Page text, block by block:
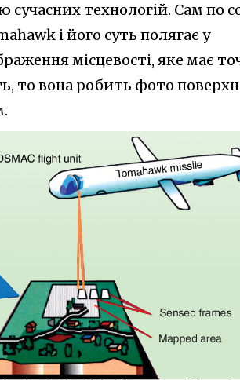
технологій. Сам по
і його суть полягає у
місцевості, яке має
то вона робить фото